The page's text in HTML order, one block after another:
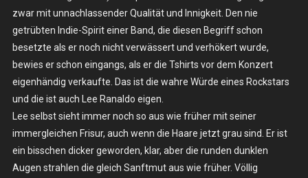
zwar mit unnachlassender Qualität und Innigkeit. Den nie
getrübten Indie-Spirit einer Band, die diesen Begriff schon
besetzte als er noch nicht verwässert und verhökert wurde,
bewies er schon eingangs, als er die Tshirts vor dem Konzert
eigenhändig verkaufte. Das ist die wahre Würde eines Rockstars
und die ist auch Lee Ranaldo eigen.
Lee selbst sieht immer noch so aus wie früher mit seiner
immergleichen Frisur, auch wenn die Haare jetzt grau sind. Er ist
ein bisschen dicker geworden, klar, aber die runden dunklen
Augen strahlen die gleich Sanftmut aus wie früher. Völlig